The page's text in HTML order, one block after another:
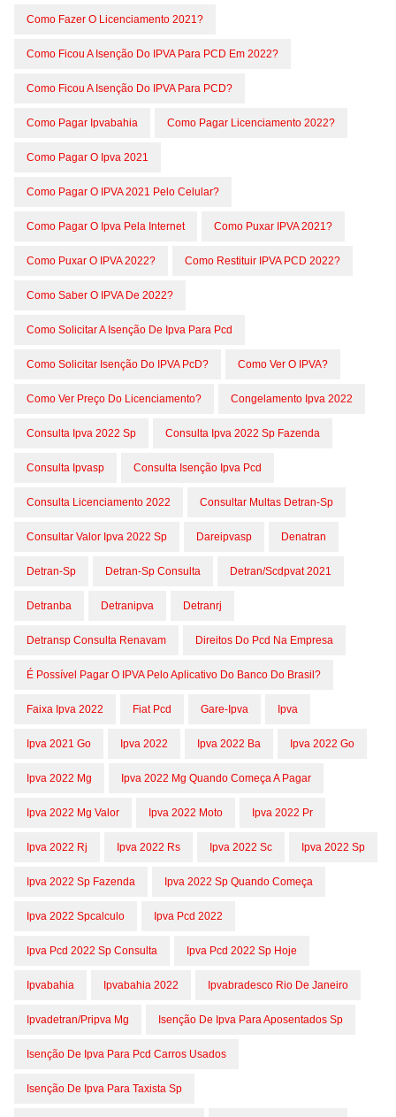
Como Fazer O Licenciamento 2021?
Como Ficou A Isenção Do IPVA Para PCD Em 2022?
Como Ficou A Isenção Do IPVA Para PCD?
Como Pagar Ipvabahia Como Pagar Licenciamento 2022?
Como Pagar O Ipva 2021
Como Pagar O IPVA 2021 Pelo Celular?
Como Pagar O Ipva Pela Internet Como Puxar IPVA 2021?
Como Puxar O IPVA 2022? Como Restituir IPVA PCD 2022?
Como Saber O IPVA De 2022?
Como Solicitar A Isenção De Ipva Para Pcd
Como Solicitar Isenção Do IPVA PcD? Como Ver O IPVA?
Como Ver Preço Do Licenciamento? Congelamento Ipva 2022
Consulta Ipva 2022 Sp Consulta Ipva 2022 Sp Fazenda
Consulta Ipvasp Consulta Isenção Ipva Pcd
Consulta Licenciamento 2022 Consultar Multas Detran-Sp
Consultar Valor Ipva 2022 Sp Dareipvasp Denatran
Detran-Sp Detran-Sp Consulta Detran/scdpvat 2021
Detranba Detranipva Detranrj
Detransp Consulta Renavam Direitos Do Pcd Na Empresa
É Possível Pagar O IPVA Pelo Aplicativo Do Banco Do Brasil?
Faixa Ipva 2022 Fiat Pcd Gare-Ipva Ipva
Ipva 2021 Go Ipva 2022 Ipva 2022 Ba Ipva 2022 Go
Ipva 2022 Mg Ipva 2022 Mg Quando Começa A Pagar
Ipva 2022 Mg Valor Ipva 2022 Moto Ipva 2022 Pr
Ipva 2022 Rj Ipva 2022 Rs Ipva 2022 Sc Ipva 2022 Sp
Ipva 2022 Sp Fazenda Ipva 2022 Sp Quando Começa
Ipva 2022 Spcalculo Ipva Pcd 2022
Ipva Pcd 2022 Sp Consulta Ipva Pcd 2022 Sp Hoje
Ipvabahia Ipvabahia 2022 Ipvabradesco Rio De Janeiro
Ipvadetran/pripva Mg Isenção De Ipva Para Aposentados Sp
Isenção De Ipva Para Pcd Carros Usados
Isenção De Ipva Para Taxista Sp